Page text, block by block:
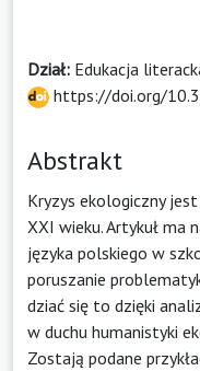
Dział: Edukacja
https://doi.org/
Abstrakt
Kryzys ekologiczny
XXI wieku. Artykuł ma
języka polskiego w
poruszanie
dziać się to dzięki
w duchu humanistyki
Zostają podane